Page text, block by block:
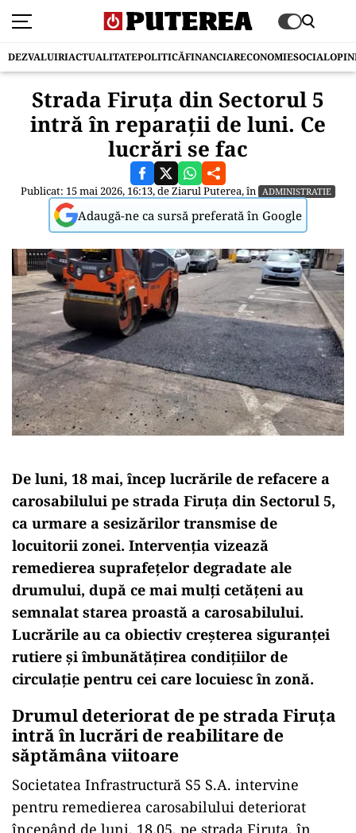
DEZVALUIRIACTUALITATEPOLITICĂFINANCIARECONOMIESOCIAL
Strada Firuța din Sectorul 5
intră în reparații de luni. Ce
lucrări se fac
Publicat: 15 mai 2026, 16:13, deZiarul Puterea, în ADMINISTRATIE
Adaugă-ne ca sursă preferată în Google
De luni, 18 mai, încep lucrările de refacere a
carosabilului pe strada Firuța din Sectorul 5,
ca urmare a sesizărilor transmise de
locuitorii zonei. Intervenția vizează
remedierea suprafețelor degradate ale
drumului, după ce mai mulți cetățeni au
semnalat starea proastă a carosabilului.
Lucrările au ca obiectiv creșterea siguranței
rutiere și îmbunătățirea condițiilor de
circulație pentru cei care locuiesc în zonă.
Drumul deteriorat de pe strada Firuța
intră în lucrări de reabilitare de
săptămâna viitoare
Societatea Infrastructură S5 S.A. intervine
pentru remedierea carosabilului deteriorat
începând de luni, 18.05, pe strada Firuța, în